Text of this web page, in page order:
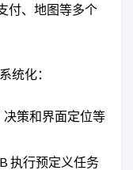
付、地图等多个
统化：
策和界面定位等
执行预定义任务